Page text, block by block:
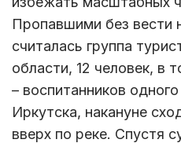
Пропавшими без вести
считалась группа
области, 12 человек, в
– воспитанников
Иркутска, накануне
вверх по реке. Спустя